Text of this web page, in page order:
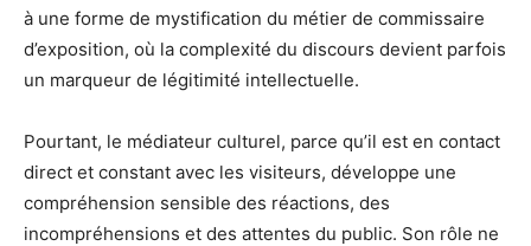
à une forme de mystification du métier de commissaire
d’exposition, où la complexité du discours devient parfois
un marqueur de légitimité intellectuelle.
Pourtant, le médiateur culturel, parce qu’il est en contact
direct et constant avec les visiteurs, développe une
compréhension sensible des réactions, des
incompréhensions et des attentes du public. Son rôle ne